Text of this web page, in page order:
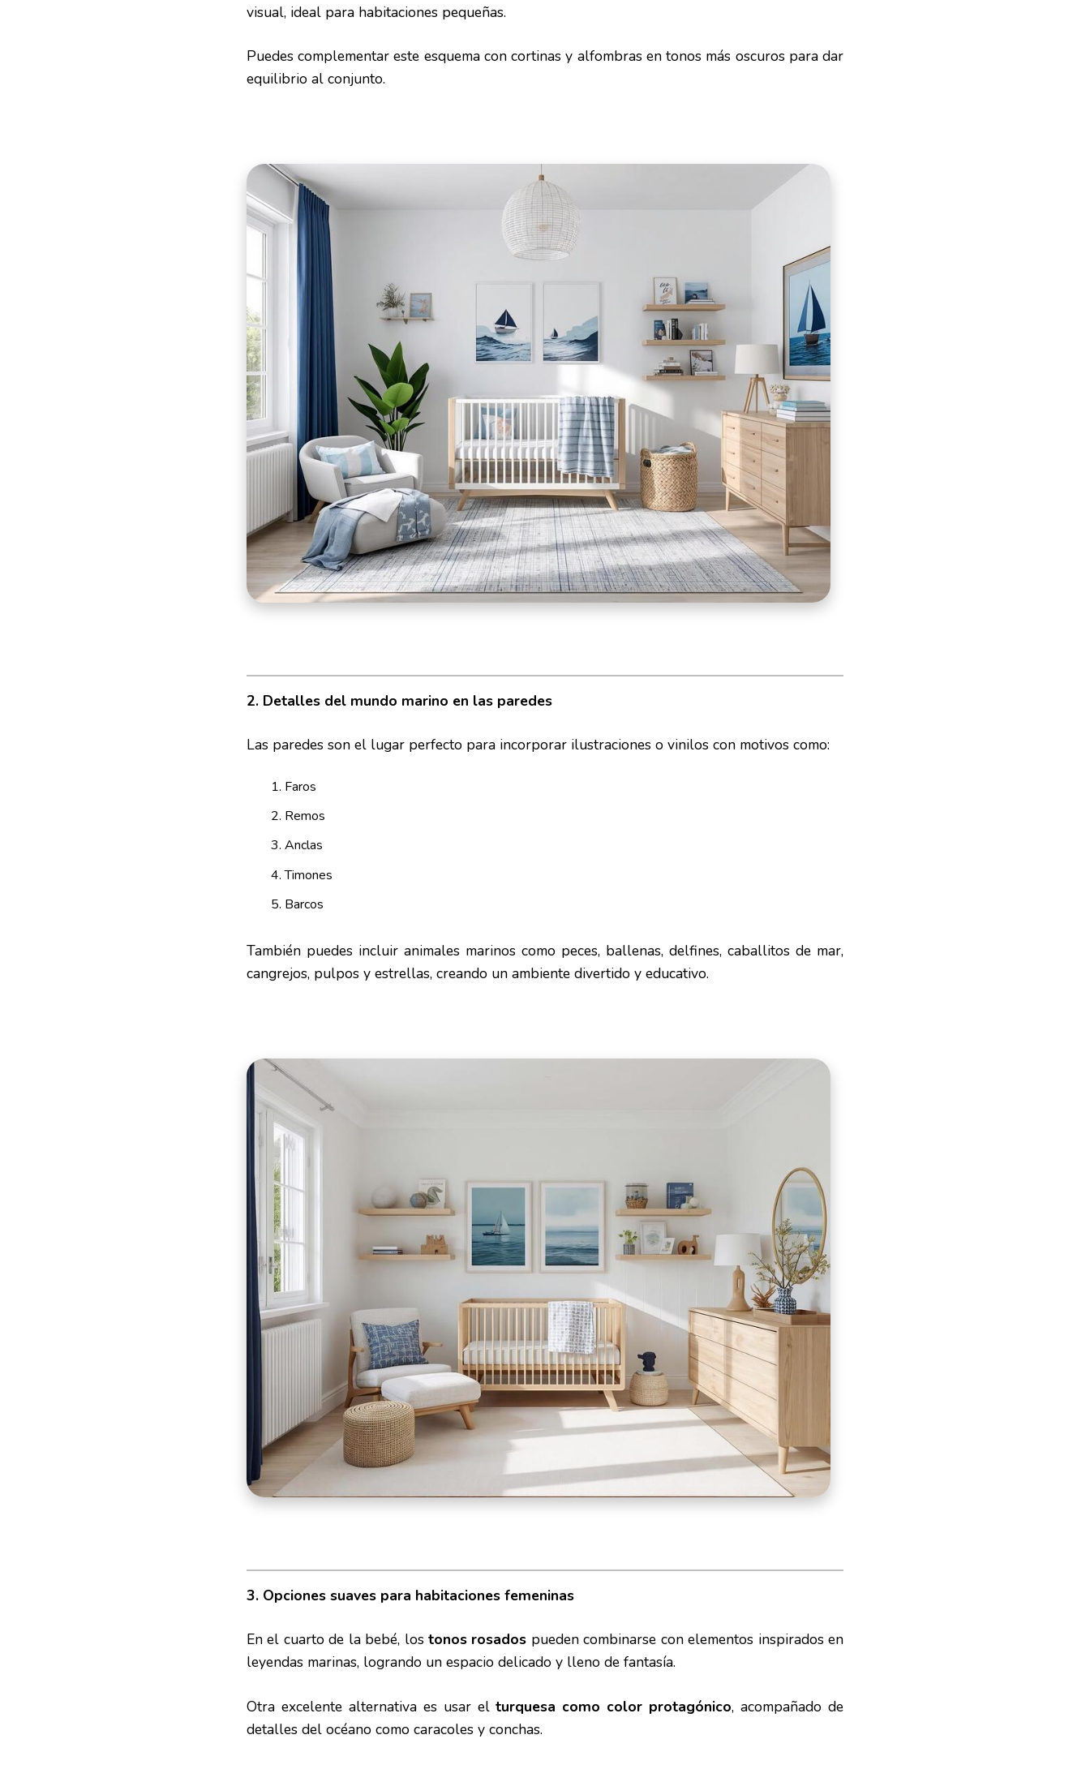
visual, ideal para habitaciones pequeñas.
Puedes complementar este esquema con cortinas y alfombras en tonos más oscuros para dar
equilibrio al conjunto.
2. Detalles del mundo marino en las paredes
Las paredes son el lugar perfecto para incorporar ilustraciones o vinilos con motivos como:
Faros
Remos
Anclas
Timones
Barcos
También puedes incluir animales marinos como peces, ballenas, delfines, caballitos de mar,
cangrejos, pulpos y estrellas, creando un ambiente divertido y educativo.
3. Opciones suaves para habitaciones femeninas
En el cuarto de la bebé, los tonos rosados pueden combinarse con elementos inspirados en
leyendas marinas, logrando un espacio delicado y lleno de fantasía.
Otra excelente alternativa es usar elturquesa como color protagónico, acompañado de
detalles del océano como caracoles y conchas.